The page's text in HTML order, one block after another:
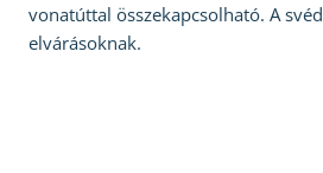
vonatúttal összekapcsolható. A
elvárásoknak.